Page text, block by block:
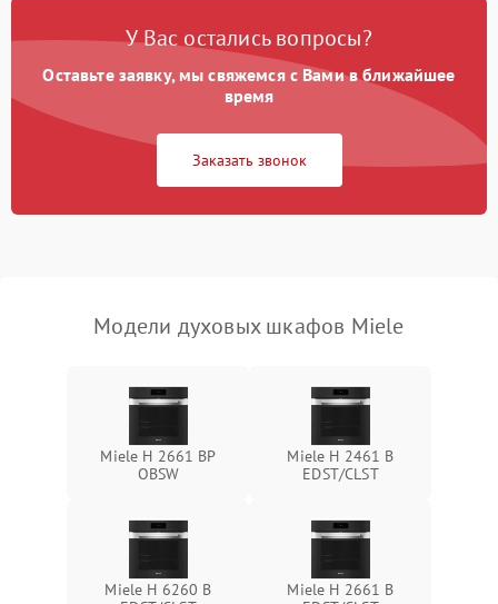
У Вас остались вопросы?
Оставьте заявку, мы свяжемся с Вами в ближайшее
время
Заказать звонок
Модели духовых шкафов Miele
Miele H 2661 BP
OBSW
Miele H 2461 B
EDST/CLST
Miele H 6260 B
Miele H 2661 B